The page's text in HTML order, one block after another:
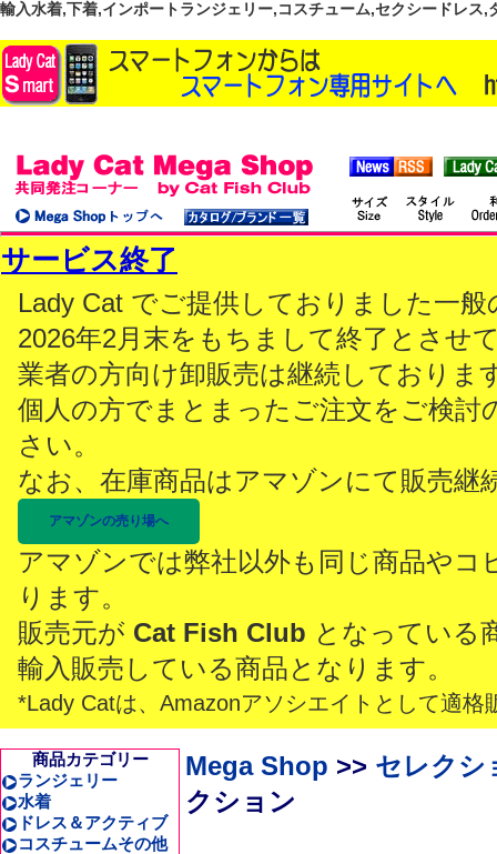
輸入水着,下着,インポートランジェリー,コスチューム,セクシードレス
サービス終了
Lady Cat でご提供しておりました一
2026年2月末をもちまして終了とさせ
業者の方向け卸販売は継続しておりま
個人の方でまとまったご注文をご検討
さい。
なお、在庫商品はアマゾンにて販売継
アマゾンの売り場へ
アマゾンでは弊社以外も同じ商品やコ
ります。
販売元が Cat Fish Club となっている
輸入販売している商品となります。
*Lady Catは、Amazonアソシエイトとして適格
商品カテゴリー
ランジェリー
水着
ドレス＆アクティブ
コスチュームその他
Mega Shop >> セレクシ
クション